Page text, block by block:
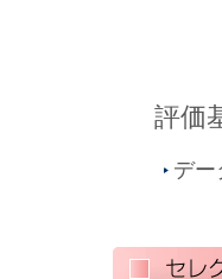
評価
デー